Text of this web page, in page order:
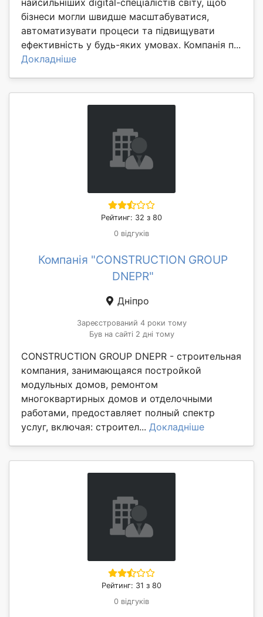
бізнеси могли швидше масштабуватися,
автоматизувати процеси та підвищувати
ефективність у будь-яких умовах. Компанія п...
Докладніше
Рейтинг: 32 з 80
0 відгуків
Компанія "CONSTRUCTION GROUP
DNEPR"
Дніпро
Зареєстрований 4 роки тому
Був на сайті 2 дні тому
CONSTRUCTION GROUP DNEPR - строительная
компания, занимающаяся постройкой
модульных домов, ремонтом
многоквартирных домов и отделочными
работами, предоставляет полный спектр
услуг, включая: строител... Докладніше
Рейтинг: 31 з 80
0 відгуків